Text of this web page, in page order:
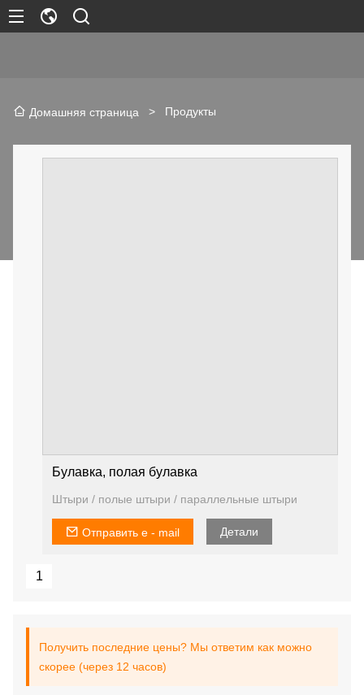
Домашняя страница > Продукты
Булавка, полая булавка
Штыри / полые штыри / параллельные штыри
Отправить e - mail Детали
1
Получить последние цены? Мы ответим как можно
скорее (через 12 часов)